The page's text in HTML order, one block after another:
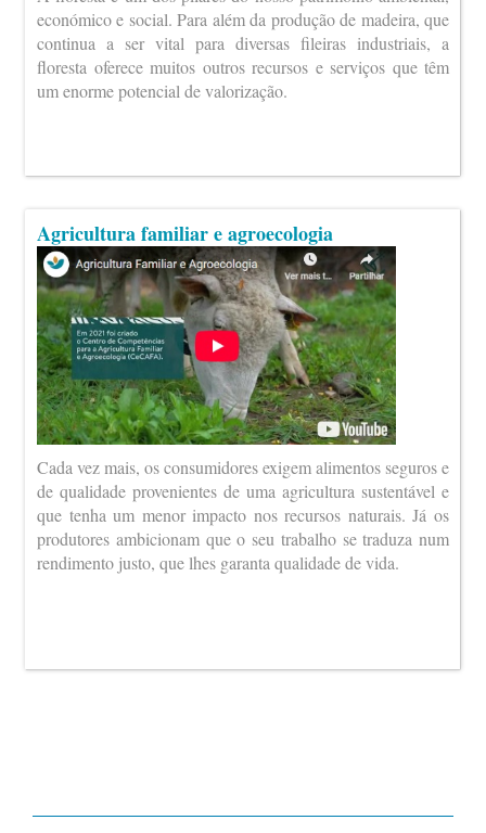
económico e social. Para além da produção de madeira, que
continua a ser vital para diversas fileiras industriais, a
floresta oferece muitos outros recursos e serviços que têm
um enorme potencial de valorização.
Agricultura familiar e agroecologia
Cada vez mais, os consumidores exigem alimentos seguros e
de qualidade provenientes de uma agricultura sustentável e
que tenha um menor impacto nos recursos naturais. Já os
produtores ambicionam que o seu trabalho se traduza num
rendimento justo, que lhes garanta qualidade de vida.